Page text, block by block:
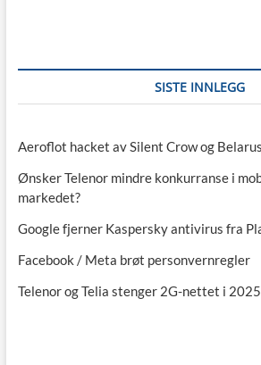
SISTE INNLEGG
Aeroflot hacket av Silent Crow og
Ønsker Telenor mindre konkurranse i
markedet?
Google fjerner Kaspersky antivirus fra
Facebook / Meta brøt personvernregler
Telenor og Telia stenger 2G-nettet i 2025